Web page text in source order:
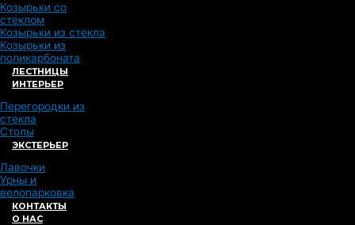
Козырьки со
стеклом
Козырьки из стекла
Козырьки из
поликарбоната
ЛЕСТНИЦЫ
ИНТЕРЬЕР
Перегородки из
стекла
Столы
ЭКСТЕРЬЕР
Лавочки
Урны и
велопарковка
КОНТАКТЫ
О НАС